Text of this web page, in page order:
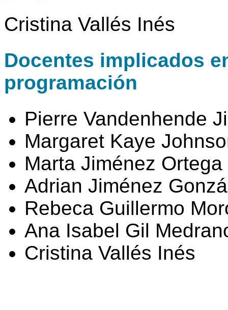
Cristina Vallés Inés
Docentes implicados
programación
Pierre Vandenhende
Margaret Kaye
Marta Jiménez Ortega
Adrian Jiménez
Rebeca Guillermo
Ana Isabel Gil
Cristina Vallés Inés